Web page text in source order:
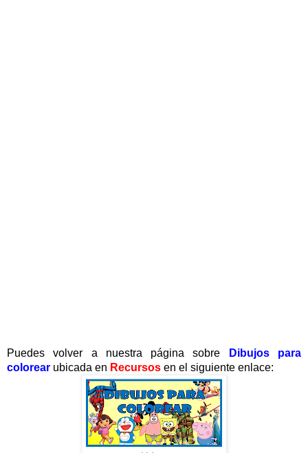
Puedes volver a nuestra página sobre
Dibujos para
colorear ubicada en Recursos en el siguiente enlace: